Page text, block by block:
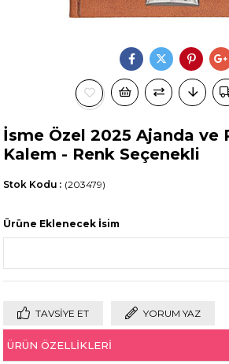
İsme Özel 2025 Ajanda ve
Kalem - Renk Seçenekli
(203479)
Stok Kodu
Ürüne Eklenecek İsim
TAVSIYE ET YORUM YAZ
ÜRÜN ÖZELLIKLERI